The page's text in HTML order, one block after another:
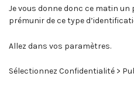
Je vous donne donc ce matin
prémunir de ce type
Allez dans vos paramètres.
Sélectionnez Confidentialité >